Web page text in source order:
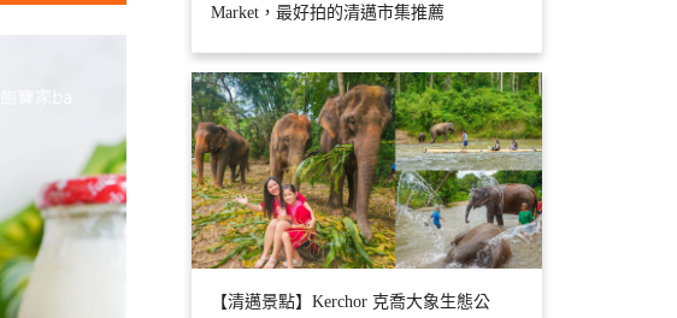
Market，最好拍的清邁市集推薦
【清邁景點】Kerchor 克喬大象生態公